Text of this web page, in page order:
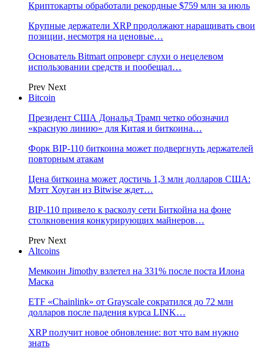
Криптокарты обработали рекордные $759 млн за июль
Крупные держатели XRP продолжают наращивать свои
позиции, несмотря на ценовые…
Основатель Bitmart опроверг слухи о нецелевом
использовании средств и пообещал…
Prev Next
Bitcoin
Президент США Дональд Трамп четко обозначил
«красную линию» для Китая и биткоина…
Форк BIP-110 биткоина может подвергнуть держателей
повторным атакам
Цена биткоина может достичь 1,3 млн долларов США:
Мэтт Хоуган из Bitwise ждет…
BIP-110 привело к расколу сети Биткойна на фоне
столкновения конкурирующих майнеров…
Prev Next
Altcoins
Мемкоин Jimothy взлетел на 331% после поста Илона
Маска
ETF «Chainlink» от Grayscale сократился до 72 млн
долларов после падения курса LINK…
XRP получит новое обновление: вот что вам нужно
знать